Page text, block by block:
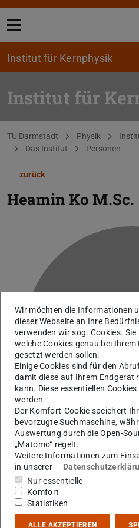
Menü öffnen
Institut für Kernphysik
Institut für
Sie befinden sich hier:
TU Darmstadt Physik
Das Institut
Personen
zurück
Heamin KoM.Sc.
K
AG Martinez Pinedo
Kontakt
Wir möchten die Informationen
dieser Webseite an Ihre
verwenden wir sog. Cookies.
welche Cookies genau bei
gesetzt werden sollen.
Einige Cookies sind für den
damit diese auf Ihrem Endgerät
kann. Diese essentiellen
werden.
Der Komfort-Cookie speichert
bevorzugte Suchmaschine,
Auswertung durch die Open-
„Matomo“ regelt.
Weitere Informationen zum
in unserer
Nur essentielle
Komfort
Statistiken
ALLE AKZEPTIEREN